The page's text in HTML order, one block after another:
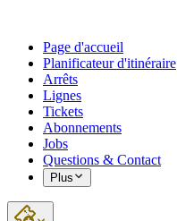
Page d'accueil
Planificateur d'itinéraire
Arrêts
Lignes
Tickets
Abonnements
Jobs
Questions & Contact
Plus